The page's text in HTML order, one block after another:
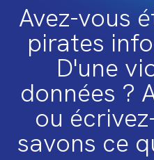
Avez-vous
pirates
D'une
données ?
ou
savons ce